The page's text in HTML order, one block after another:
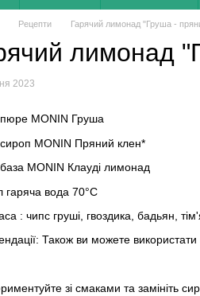
Рецепти Гарячий лимонад "Груша -
лимонад
2023
MONIN Груша
MONIN Пряний клен*
MONIN Клауді лимонад
гаряча вода 70°C
: чипс груші, гвоздика, бадьян,
Також ви можете
зі смаками та замініть